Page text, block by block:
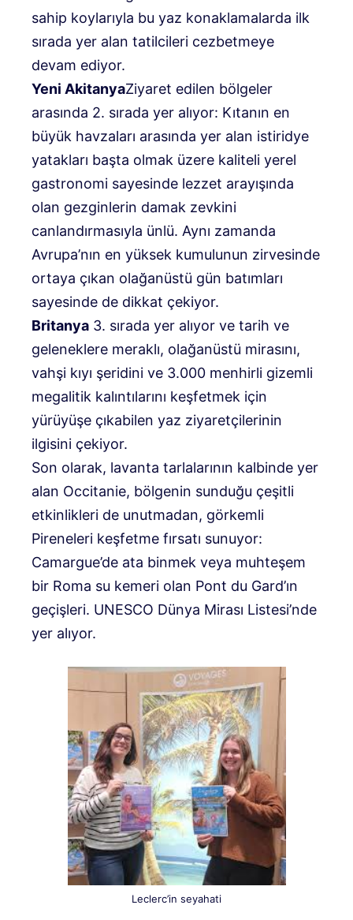
sahip koylarıyla bu yaz konaklamalarda ilk
sırada yer alan tatilcileri cezbetmeye
devam ediyor.
Yeni AkitanyaZiyaret edilen bölgeler
arasında 2. sırada yer alıyor: Kıtanın en
büyük havzaları arasında yer alan istiridye
yatakları başta olmak üzere kaliteli yerel
gastronomi sayesinde lezzet arayışında
olan gezginlerin damak zevkini
canlandırmasıyla ünlü. Aynı zamanda
Avrupa’nın en yüksek kumulunun zirvesinde
ortaya çıkan olağanüstü gün batımları
sayesinde de dikkat çekiyor.
Britanya 3. sırada yer alıyor ve tarih ve
geleneklere meraklı, olağanüstü mirasını,
vahşi kıyı şeridini ve 3.000 menhirli gizemli
megalitik kalıntılarını keşfetmek için
yürüyüşe çıkabilen yaz ziyaretçilerinin
ilgisini çekiyor.
Son olarak, lavanta tarlalarının kalbinde yer
alan Occitanie, bölgenin sunduğu çeşitli
etkinlikleri de unutmadan, görkemli
Pireneleri keşfetme fırsatı sunuyor:
Camargue’de ata binmek veya muhteşem
bir Roma su kemeri olan Pont du Gard’ın
geçişleri. UNESCO Dünya Mirası Listesi’nde
yer alıyor.
Leclerc’in seyahati